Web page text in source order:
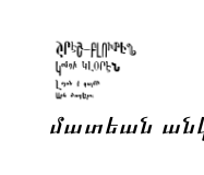
մատեան